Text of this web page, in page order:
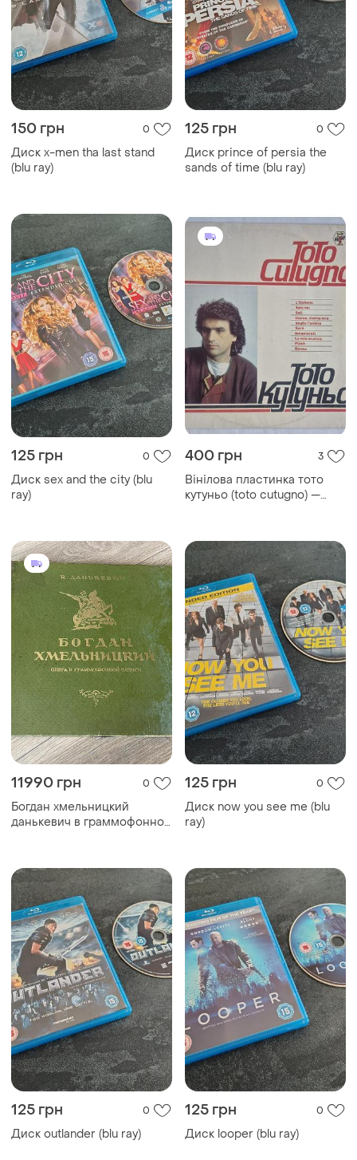
150 грн 0
Диск x-men tha last stand
(blu ray)
125 грн 0
Диск prince of persia the
sands of time (blu ray)
125 грн 0
Диск sex and the city (blu
ray)
400 грн 3
Вінілова пластинка тото
кутуньо (toto cutugno) —
11990 грн 0
Богдан хмельницкий
данькевич в граммофонной
125 грн 0
Диск now you see me (blu
ray)
125 грн 0
Диск outlander (blu ray)
125 грн 0
Диск looper (blu ray)